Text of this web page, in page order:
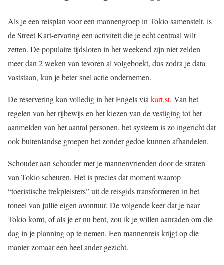
Als je een reisplan voor een mannengroep in Tokio samenstelt, is
de Street Kart-ervaring een activiteit die je echt centraal wilt
zetten. De populaire tijdsloten in het weekend zijn niet zelden
meer dan 2 weken van tevoren al volgeboekt, dus zodra je data
vaststaan, kun je beter snel actie ondernemen.
De reservering kan volledig in het Engels via kart.st. Van het
regelen van het rijbewijs en het kiezen van de vestiging tot het
aanmelden van het aantal personen, het systeem is zo ingericht dat
ook buitenlandse groepen het zonder gedoe kunnen afhandelen.
Schouder aan schouder met je mannenvrienden door de straten
van Tokio scheuren. Het is precies dat moment waarop
“toeristische trekpleisters” uit de reisgids transformeren in het
toneel van jullie eigen avontuur. De volgende keer dat je naar
Tokio komt, of als je er nu bent, zou ik je willen aanraden om die
dag in je planning op te nemen. Een mannenreis krijgt op die
manier zomaar een heel ander gezicht.